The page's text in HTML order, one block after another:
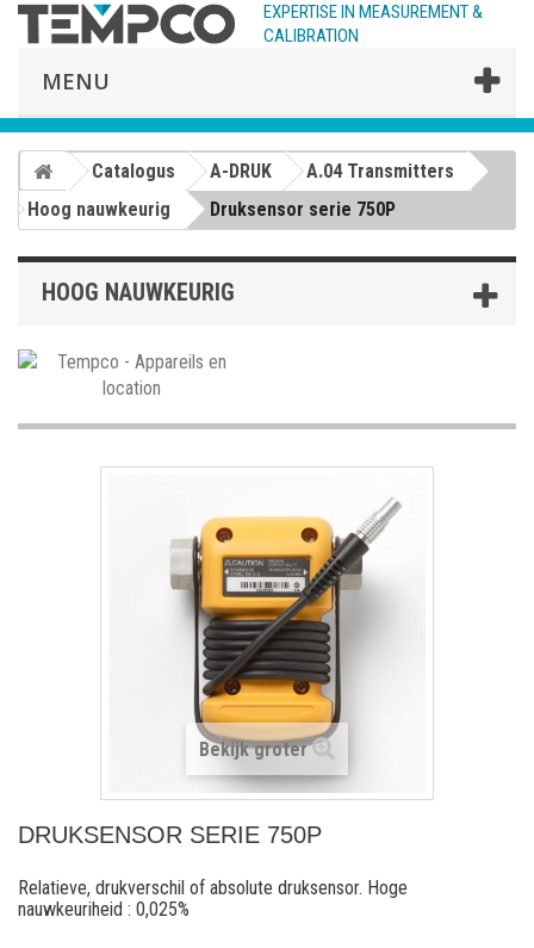
EXPERTISE IN MEASUREMENT &
CALIBRATION
MENU
Catalogus A-DRUK
A.04 Transmitters
Hoog nauwkeurig
Druksensor serie 750P
HOOG NAUWKEURIG
Bekijk groter
DRUKSENSOR SERIE 750P
Relatieve, drukverschil of absolute druksensor. Hoge
nauwkeuriheid : 0,025%